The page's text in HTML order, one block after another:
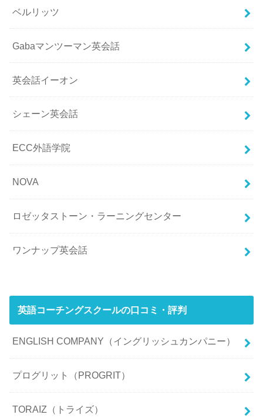
ベルリッツ
Gabaマンツーマン英会話
英会話イーオン
シェーン英会話
ECC外語学院
NOVA
ロゼッタストーン・ラーニングセンター
ワンナップ英会話
英語コーチングスクールの口コミ・評判
ENGLISH COMPANY（イングリッシュカンパニー）
プログリット（PROGRIT）
TORAIZ（トライズ）